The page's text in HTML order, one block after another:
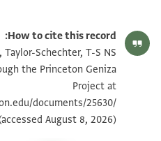
T-S NS 324.11 1v
תנאי היתר שימוש בתצלום
How to cite this record:
Schechter, T-S NS
the Princeton Geniza
Project at
documents/25630/
(accessed August 8, 2026).